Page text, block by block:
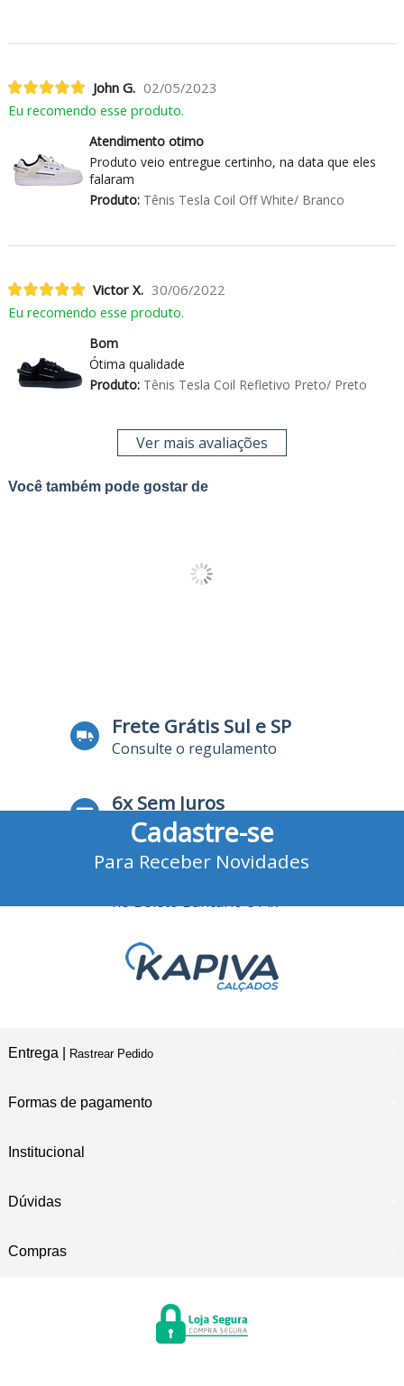
John G. 02/05/2023
Eu recomendo esse produto.
Atendimento otimo
Produto veio entregue certinho, na data que eles
falaram
Produto:Tênis Tesla Coil Off White/ Branco
Victor X. 30/06/2022
Eu recomendo esse produto.
Bom
Ótima qualidade
Produto:Tênis Tesla Coil Refletivo Preto/ Preto
Ver mais avaliações
Você também pode gostar de
Frete Grátis Sul e SP
Consulte o regulamento
6x Sem Juros
no Cartão de Crédito
no Boleto Bancário e Pix
Cadastre-se
Para Receber Novidades
Entrega | Rastrear Pedido
Formas de pagamento
Institucional
Dúvidas
Compras